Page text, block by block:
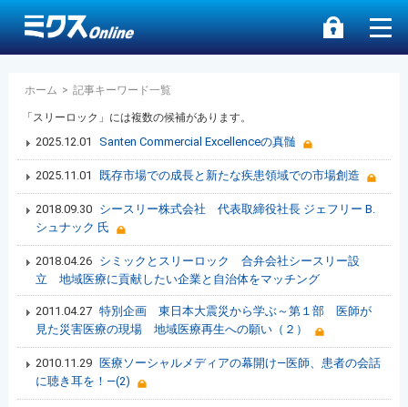
ホーム > 記事キーワード一覧
「スリーロック」には複数の候補があります。
2025.12.01 Santen Commercial Excellenceの真髄
2025.11.01 既存市場での成長と新たな疾患領域での市場創造
2018.09.30
シースリー株式会社 代表取締役社長 ジェフリー B.
シュナック 氏
2018.04.26
シミックとスリーロック 合弁会社シースリー設
立 地域医療に貢献したい企業と自治体をマッチング
2011.04.27 特別企画 東日本大震災から学ぶ～第１部 医師が
見た災害医療の現場 地域医療再生への願い（２）
2010.11.29
医療ソーシャルメディアの幕開け―医師、患者の会話
に聴き耳を！―(2)